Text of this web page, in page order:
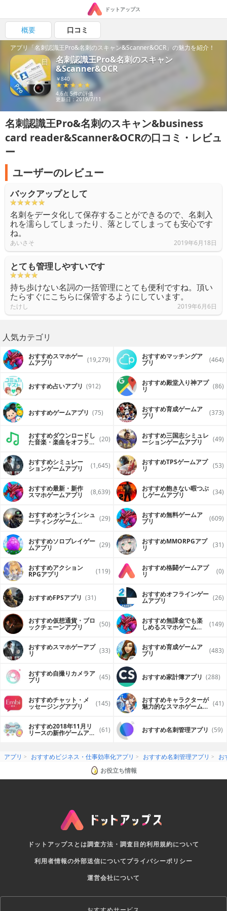
ドットアップス
概要 口コミ
アプリ「名刺認識王Pro&名刺のスキャン&Scanner&OCR」の魅力を紹介！
名刺認識王Pro&名刺のスキャン
&Scanner&OCR
￥840
4.6点 5件の評価
更新日：2019/7/11
名刺認識王Pro&名刺のスキャン&business
card reader&Scanner&OCRの口コミ・レビュ
ー
ユーザーのレビュー
バックアップとして
名刺をデータ化して保存することができるので、名刺入
れを濡らしてしまったり、落としてしまっても安心です
ね。
あいさそ 2019年6月18日
とても管理しやすいです
持ち歩けない名詞の一括管理にとても便利ですね。頂い
たらすぐにこちらに保管するようにしています。
たけし 2019年6月6日
人気カテゴリ
おすすめスマホゲー
ムアプリ (19,279) おすすめマッチングア
プリ (464)
おすすめ占いアプリ (912) おすすめ殿堂入り神アプ
リ (86)
おすすめゲームアプリ (75) おすすめ育成ゲームア
プリ (373)
おすすめダウンロードし
た音楽・楽曲をオフライ (20) おすすめ三国志シミュレ
ーションゲームアプリ (49)
おすすめシミュレー
ションゲームアプリ (1,645) おすすめTPSゲームアプ
リ (53)
おすすめ最新・新作
スマホゲームアプリ (8,639) おすすめ飽きない暇つぶ
しゲームアプリ (34)
おすすめオンラインシュ
ーティングゲーム (29) おすすめ無料ゲームア
プリ (609)
おすすめソロプレイゲー
ムアプリ (29) おすすめ MMORPGアプ
リ (31)
おすすめアクション
RPGアプリ (119) おすすめ格闘ゲームアプ
リ (0)
おすすめFPSアプリ (31) おすすめオフラインゲー
ムアプリ (26)
おすすめ仮想通貨・ブロ
ックチェーンアプリ (50) おすすめ無課金でも楽
しめるスマホゲームア (149)
おすすめスマホゲーアプ
リ (33) おすすめ育成ゲームア
プリ (483)
おすすめ自撮りカメラア
プリ (45) おすすめ家計簿アプリ (288)
おすすめチャット・メ
ッセージングアプリ (145) おすすめキャラクターが
魅力的なスマホゲームア (41)
おすすめ2018年11月リ
リースの新作ゲームアプ (61) おすすめ名刺管理アプリ (59)
アプリ おすすめビジネス・仕事効率化アプリ おすすめ名刺管理アプリ
お
お役立ち情報
ドットアップスとは調査方法・調査目的利用規約について
利用者情報の外部送信についてプライバシーポリシー
運営会社について